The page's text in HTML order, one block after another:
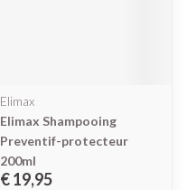
Elimax
Elimax Shampooing
Preventif-protecteur
200ml
€ 19,95